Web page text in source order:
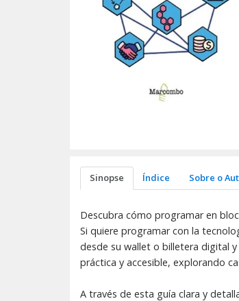
Sinopse Índice Sobre o
Descubra cómo programar en
Si quiere programar con la
desde su wallet o billetera digital
práctica y accesible, explorando
A través de esta guía clara y